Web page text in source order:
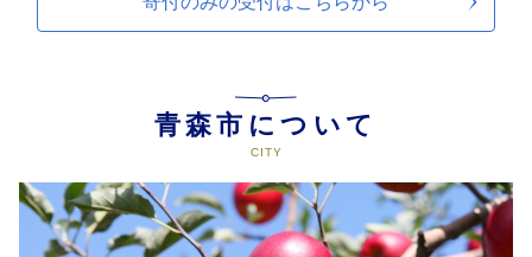
青森市について